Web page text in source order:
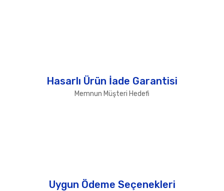
Hasarlı Ürün İade Garantisi
Memnun Müşteri Hedefi
Uygun Ödeme Seçenekleri